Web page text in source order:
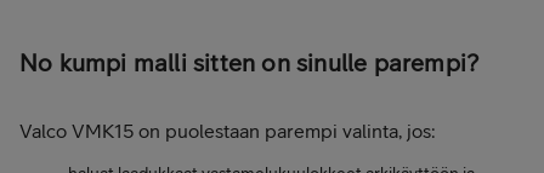
No kumpi malli sitten on sinulle parempi?
Valco VMK15 on puolestaan parempi valinta, jos: